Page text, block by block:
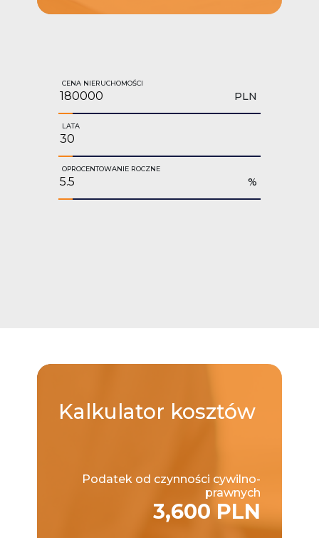
CENA NIERUCHOMOŚCI
PLN
LATA
OPROCENTOWANIE ROCZNE
%
Kalkulator kosztów
Podatek od czynności cywilno-
prawnych
3,600 PLN